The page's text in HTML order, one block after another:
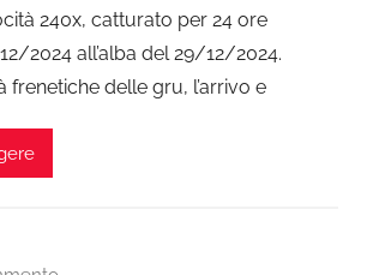
240x, catturato per 24 ore
2024 all’alba del 29/12/2024.
frenetiche delle gru, l’arrivo e